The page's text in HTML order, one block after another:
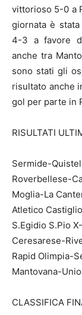
vittorioso 5-0 a
giornata è
4-3 a favore
anche tra
sono stati gli
risultato anche
gol per parte in
RISULTATI
Sermide-
Roverbellese-
Moglia-La
Atletico
S.Egidio S.Pio
Ceresarese-
Rapid Olimpia-
Mantovana-
CLASSIFICA